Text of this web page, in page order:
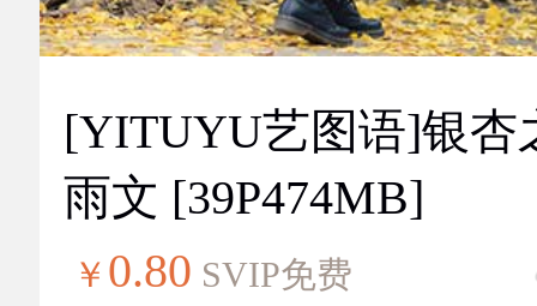
[YITUYU艺图语]银杏
雨文 [39P474MB]
￥ 0.80 SVIP免费